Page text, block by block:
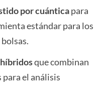
por cuánticapara
estándar para los
que combinan
para el análisis